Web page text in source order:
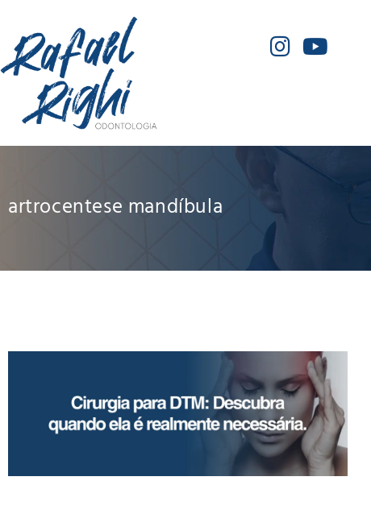
artrocentese mandíbula